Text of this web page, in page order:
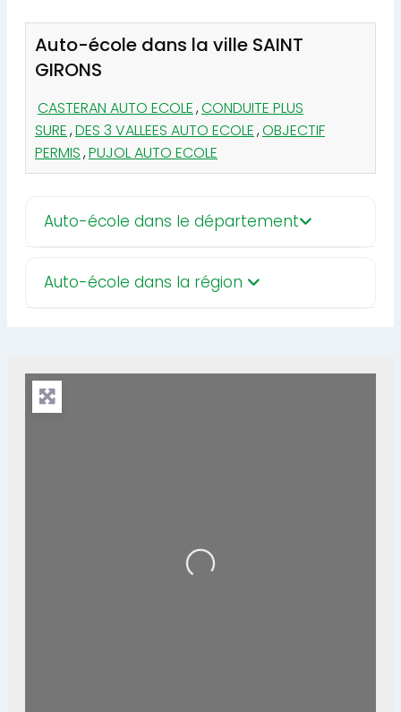
Auto-école dans la ville SAINT
GIRONS
CASTERAN AUTO ECOLE,CONDUITE PLUS
SURE,DES 3 VALLEES AUTO ECOLE,OBJECTIF
PERMIS,PUJOL AUTO ECOLE
Auto-école dans le département
Auto-école dans la région
Loading...